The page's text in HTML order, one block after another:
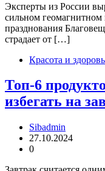
Эксперты из России
сильном
празднования
страдает от […]
Красота и
Топ-6
избегать на
Sibadmin
27.10.2024
0